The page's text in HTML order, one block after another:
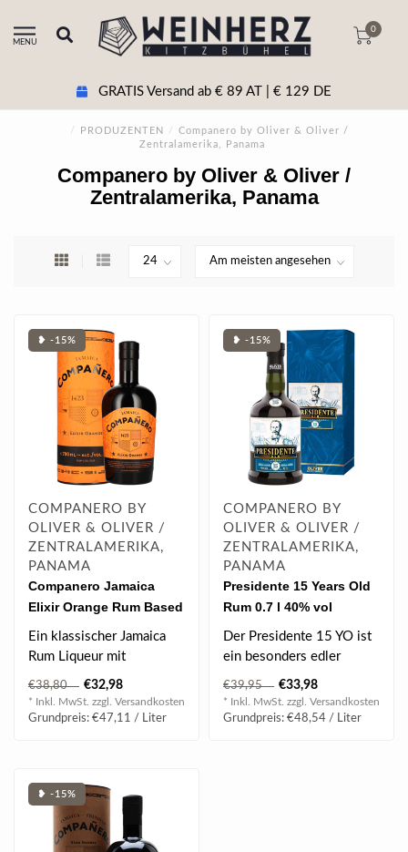
MENU
0
GRATIS Versand ab € 89 AT | € 129 DE
/ PRODUZENTEN /
Companero by Oliver & Oliver /
Zentralamerika, Panama
Companero by Oliver & Oliver /
Zentralamerika, Panama
❥ -15%
COMPANERO BY
OLIVER & OLIVER /
ZENTRALAMERIKA,
PANAMA
Companero Jamaica
Elixir Orange Rum Based
Spirit 0.7 l 40% vol
Ein klassischer Jamaica
Rum Liqueur mit
tropischen Aromen von
Orangen & Kokosnus..
€38,80 €32,98
* Inkl. MwSt. zzgl. Versandkosten
Grundpreis: €47,11 / Liter
❥ -15%
COMPANERO BY
OLIVER & OLIVER /
ZENTRALAMERIKA,
PANAMA
Presidente 15 Years Old
Rum 0.7 l 40% vol
Der Presidente 15 YO ist
ein besonders edler
Tropfen und reift nach
dem Solera-V..
€39,95 €33,98
* Inkl. MwSt. zzgl. Versandkosten
Grundpreis: €48,54 / Liter
❥ -15%